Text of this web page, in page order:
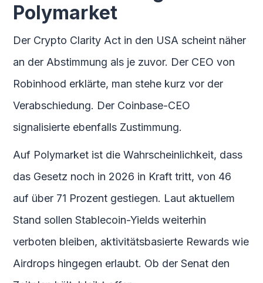
Polymarket
Der Crypto Clarity Act in den USA scheint näher
an der Abstimmung als je zuvor. Der CEO von
Robinhood erklärte, man stehe kurz vor der
Verabschiedung. Der Coinbase-CEO
signalisierte ebenfalls Zustimmung.
Auf Polymarket ist die Wahrscheinlichkeit, dass
das Gesetz noch in 2026 in Kraft tritt, von 46
auf über 71 Prozent gestiegen. Laut aktuellem
Stand sollen Stablecoin-Yields weiterhin
verboten bleiben, aktivitätsbasierte Rewards wie
Airdrops hingegen erlaubt. Ob der Senat den